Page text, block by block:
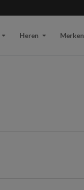
Heren Merken